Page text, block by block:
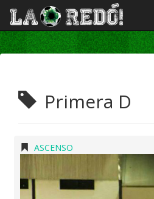
Primera D
ASCENSO